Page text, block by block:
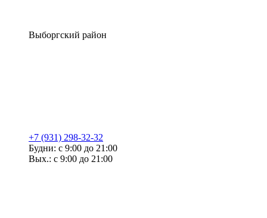
Выборгский район
+7 (931) 298-32-32
Будни: с 9:00 до 21:00
Вых.: с 9:00 до 21:00